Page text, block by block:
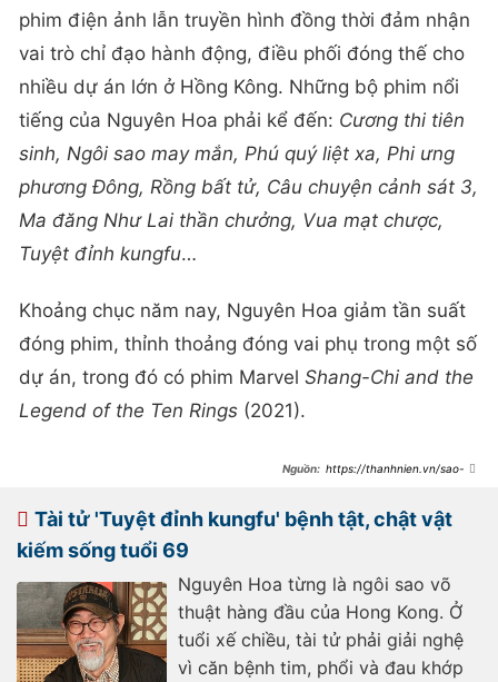
phim điện ảnh lẫn truyền hình đồng thời đảm nhận
vai trò chỉ đạo hành động, điều phối đóng thế cho
nhiều dự án lớn ở Hồng Kông. Những bộ phim nổi
tiếng của Nguyên Hoa phải kể đến: Cương thi tiên
sinh, Ngôi sao may mắn, Phú quý liệt xa, Phi ưng
phương Đông, Rồng bất tử, Câu chuyện cảnh sát 3,
Ma đăng Như Lai thần chưởng, Vua mạt chược,
Tuyệt đỉnh kungfu…
Khoảng chục năm nay, Nguyên Hoa giảm tần suất
đóng phim, thỉnh thoảng đóng vai phụ trong một số
dự án, trong đó có phim Marvel Shang-Chi and the
Legend of the Ten Rings (2021).
https://thanhnien.vn/sao-
chieu-185260602180137977.htm
Tài tử 'Tuyệt đỉnh kungfu' bệnh tật, chật vật
kiếm sống tuổi 69
Nguyên Hoa từng là ngôi sao võ
thuật hàng đầu của Hong Kong. Ở
tuổi xế chiều, tài tử phải giải nghệ
vì căn bệnh tim, phổi và đau khớp